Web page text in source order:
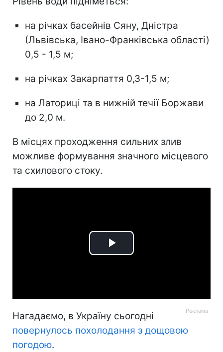
на рiчках басейнiв Сяну, Днiстра
(Львiвська, Iвано-Франкiвська області)
0,5 - 1,5 м;
на річках Закарпаття 0,3-1,5 м;
на Латориці та в нижній течії Боржави
до 2,0 м.
В мiсцях проходження сильних злив
можливе формування значного мiсцевого
та схилового стоку.
Play
Нагадаємо, в Україну сьогодні
повернулось похолодання з дощовою
погодою.